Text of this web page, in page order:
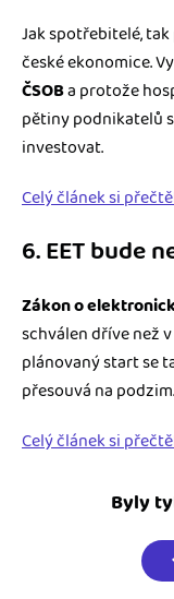
Jak spotřebitelé,
české ekonomice.
ČSOBa protože
pětiny podnikatelů
investovat.
Celý článek si
6. EET bude
Zákon o
schválen dříve než
plánovaný start se
přesouvá na podzim.
Celý článek si
Byly